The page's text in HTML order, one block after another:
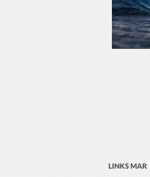
LINKS MAR